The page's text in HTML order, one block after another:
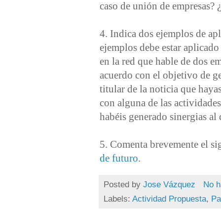
caso de unión de empresas?
4. Indica dos ejemplos de
ejemplos debe estar
en la red que hable de dos
acuerdo con el objetivo de
titular de la noticia que
con alguna de las
habéis generado sinergias
5. Comenta brevemente el
de futuro.
Posted by Jose Vázquez
No
Labels: Actividad Propuesta,